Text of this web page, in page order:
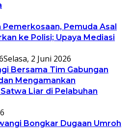
Pemerkosaan, Pemuda Asal
ke Polisi; Upaya Mediasi
Selasa, 2 Juni 2026
Bersama Tim Gabungan
Mengamankan
Liar di Pelabuhan
Bongkar Dugaan Umroh